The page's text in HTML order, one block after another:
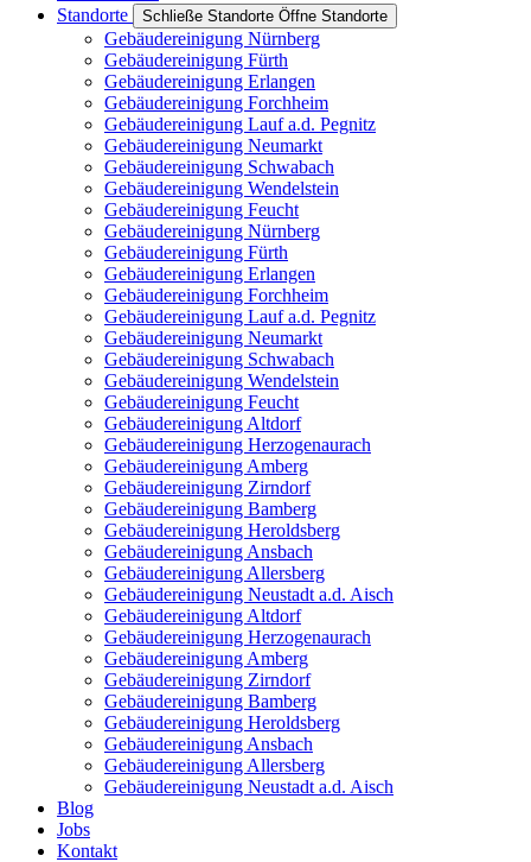
Standorte
Schließe Standorte Öffne Standorte
Gebäudereinigung Nürnberg
Gebäudereinigung Fürth
Gebäudereinigung Erlangen
Gebäudereinigung Forchheim
Gebäudereinigung Lauf a.d. Pegnitz
Gebäudereinigung Neumarkt
Gebäudereinigung Schwabach
Gebäudereinigung Wendelstein
Gebäudereinigung Feucht
Gebäudereinigung Nürnberg
Gebäudereinigung Fürth
Gebäudereinigung Erlangen
Gebäudereinigung Forchheim
Gebäudereinigung Lauf a.d. Pegnitz
Gebäudereinigung Neumarkt
Gebäudereinigung Schwabach
Gebäudereinigung Wendelstein
Gebäudereinigung Feucht
Gebäudereinigung Altdorf
Gebäudereinigung Herzogenaurach
Gebäudereinigung Amberg
Gebäudereinigung Zirndorf
Gebäudereinigung Bamberg
Gebäudereinigung Heroldsberg
Gebäudereinigung Ansbach
Gebäudereinigung Allersberg
Gebäudereinigung Neustadt a.d. Aisch
Gebäudereinigung Altdorf
Gebäudereinigung Herzogenaurach
Gebäudereinigung Amberg
Gebäudereinigung Zirndorf
Gebäudereinigung Bamberg
Gebäudereinigung Heroldsberg
Gebäudereinigung Ansbach
Gebäudereinigung Allersberg
Gebäudereinigung Neustadt a.d. Aisch
Blog
Jobs
Kontakt